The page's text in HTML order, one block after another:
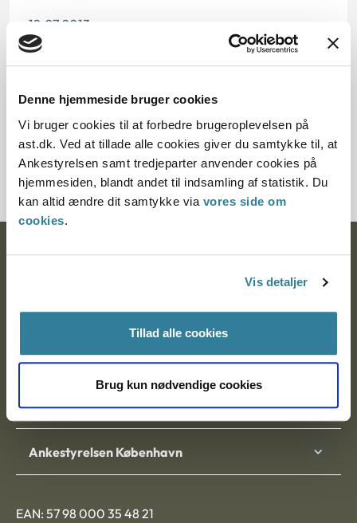
Denne hjemmeside bruger cookies
Vi bruger cookies til at forbedre brugeroplevelsen på
ast.dk. Ved at tillade alle cookies giver du samtykke til, at
Ankestyrelsen samt tredjeparter anvender cookies på
hjemmesiden, blandt andet til indsamling af statistik. Du
kan altid ændre dit samtykke via vores side om
cookies.
Vis detaljer
Tillad alle cookies
Brug kun nødvendige cookies
12.07.2013
§ 29 § 28
Journalnummer
21585-95
Ankestyrelsen
Ankestyrelsen Aalborg
Ankestyrelsen København
EAN: 57 98 000 35 48 21